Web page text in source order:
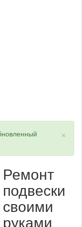
×
Ремонт
подвески
своими
руками